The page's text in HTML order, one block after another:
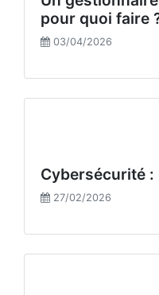
pour quoi faire
03/04/2026
Cybersécurité
27/02/2026